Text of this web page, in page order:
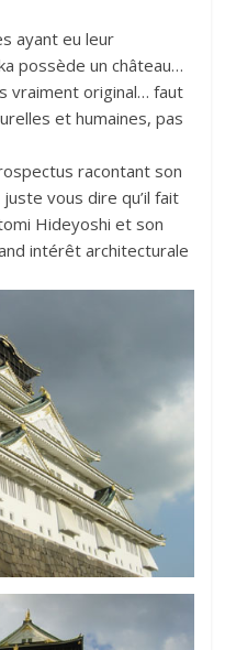
ayant eu leur
possède un château…
vraiment original… faut
et humaines, pas
racontant son
vous dire qu’il fait
Hideyoshi et son
intérêt architecturale